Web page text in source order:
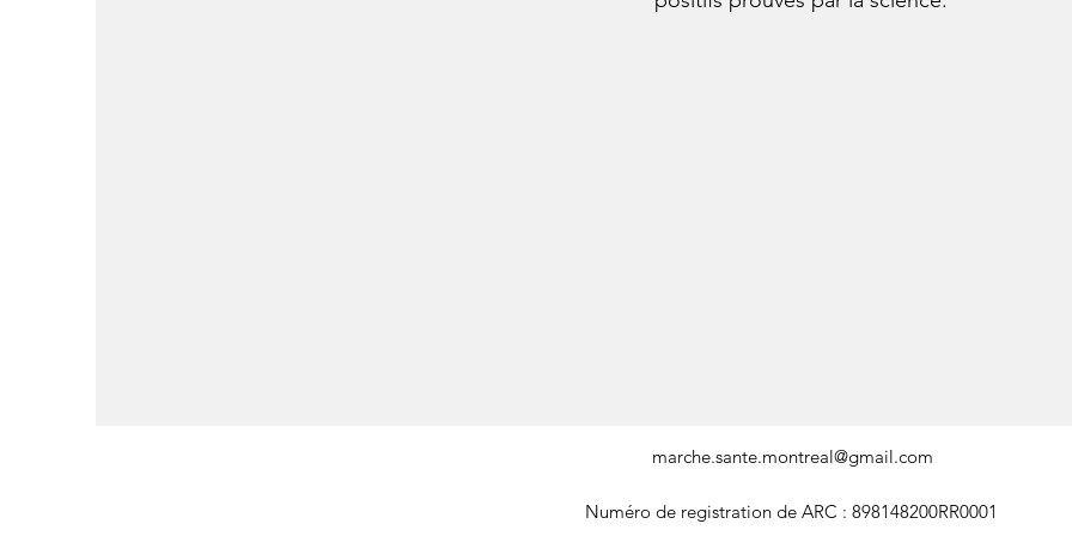
marche.sante.montreal@gmail.com
Numéro de registration de ARC : 898148200RR0001